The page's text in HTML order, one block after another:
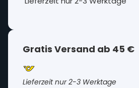
Gratis Versand ab 45 €
Lieferzeit nur 2-3 Werktage